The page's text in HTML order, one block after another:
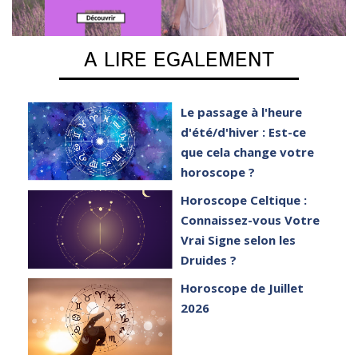
A LIRE EGALEMENT
Le passage à l'heure
d'été/d'hiver : Est-ce
que cela change votre
horoscope ?
Horoscope Celtique :
Connaissez-vous Votre
Vrai Signe selon les
Druides ?
Horoscope de Juillet
2026